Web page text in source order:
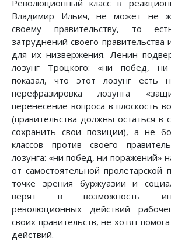
Революционный класс в
Владимир Ильич, не может не
своему правительству, то
затруднений своего правительства
для их низвержения. Ленин
лозунг Троцкого: «ни побед,
показал, что этот лозунг есть
перефразировка лозунга
перенесение вопроса в плоскость
(правительства должны остаться в
сохранить свои позиции), а не
классов против своего
лозунга: «ни побед, ни поражений»
от самостоятельной пролетарской
точке зрения буржуазии и
верят в возможность
революционных действий
своих правительств, не хотят
действий.